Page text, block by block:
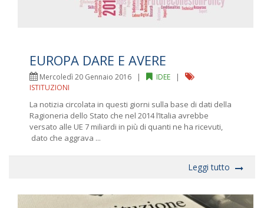
EUROPA DARE E AVERE
Mercoledì 20 Gennaio 2016 | IDEE
|
ISTITUZIONI
La notizia circolata in questi giorni sulla base di dati della
Ragioneria dello Stato che nel 2014 l’Italia avrebbe
versato alle UE 7 miliardi in più di quanti ne ha ricevuti,
dato che aggrava ...
Leggi tutto